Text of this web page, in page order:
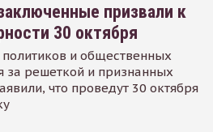
призвали к
30 октября
и общественных
за решеткой и признанных
что проведут 30 октября